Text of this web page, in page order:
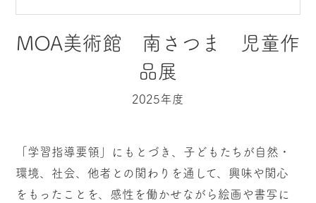
MOA美術館 南さつま 児童作
品展
2025年度
「学習指導要領」にもとづき、子どもたちが自然・
環境、社会、他者との関わりを通して、興味や関心
をもったことを、感性を働かせながら絵画や書写に